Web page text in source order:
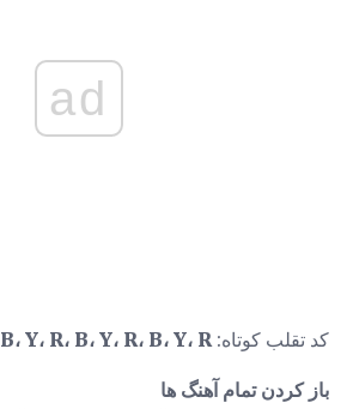
ad
کد تقلب کوتاه:B، Y، R، B، Y، R، B، Y، R
باز کردن تمام آهنگ ها